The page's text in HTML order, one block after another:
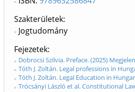
Szakterületek:
Jogtudomány
Fejezetek
Dobrocsi Szilvia. Preface. (2025)
Tóth J. Zoltán. Legal professions in
Tóth J. Zoltán. Legal Education in
Trócsányi László et al. Constitutional